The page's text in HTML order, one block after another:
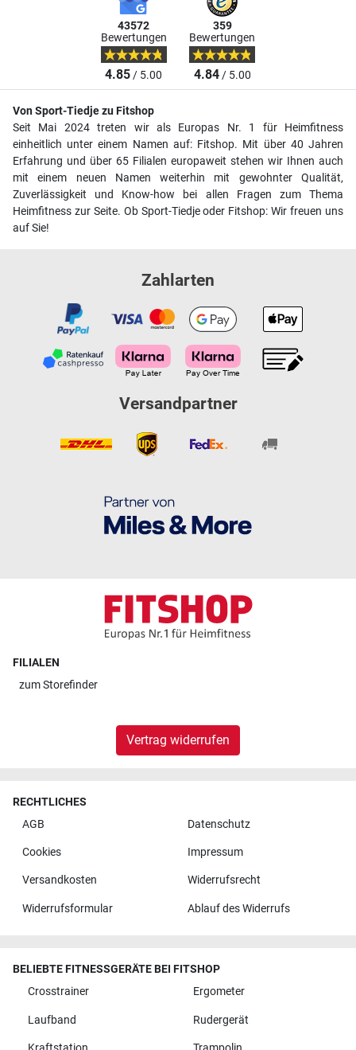
43572
Bewertungen
4.85/ 5.00
359
Bewertungen
4.84/ 5.00
Von Sport-Tiedje zu Fitshop
Seit Mai 2024 treten wir als Europas Nr. 1 für Heimfitness
einheitlich unter einem Namen auf: Fitshop. Mit über 40 Jahren
Erfahrung und über 65 Filialen europaweit stehen wir Ihnen auch
mit einem neuen Namen weiterhin mit gewohnter Qualität,
Zuverlässigkeit und Know-how bei allen Fragen zum Thema
Heimfitness zur Seite. Ob Sport-Tiedje oder Fitshop: Wir freuen uns
auf Sie!
Zahlarten
Versandpartner
FILIALEN
zumStorefinder
Vertrag widerrufen
RECHTLICHES
AGB
Datenschutz
Cookies Impressum
Versandkosten Widerrufsrecht
Widerrufsformular Ablauf des Widerrufs
BELIEBTE FITNESSGERÄTE BEI FITSHOP
Crosstrainer
Ergometer
Laufband Rudergerät